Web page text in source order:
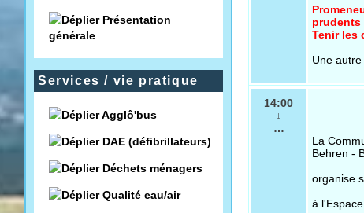
Présentation
générale
Services / vie pratique
Agglô'bus
DAE (défibrillateurs)
Déchets ménagers
Qualité eau/air
prudents
Tenir les
Une
14:00
↓
…
La
Behren -
organise
à